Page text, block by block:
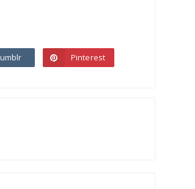
Pinterest